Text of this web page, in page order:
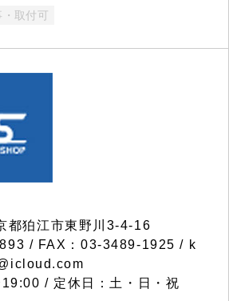
・取付可
狛江市東野川3-4-16
/ FAX：03-3489-1925 / k
/ 定休日：土・日・祝